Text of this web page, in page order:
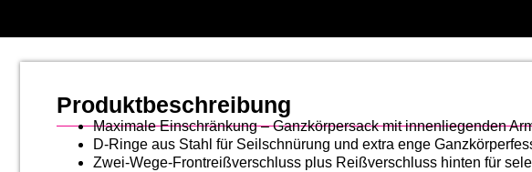
Produktbeschreibung
Maximale Einschränkung – Ganzkörpersack mit innenliegenden
D-Ringe aus Stahl für Seilschnürung und extra enge
Zwei-Wege-Frontreißverschluss plus Reißverschluss hinten für